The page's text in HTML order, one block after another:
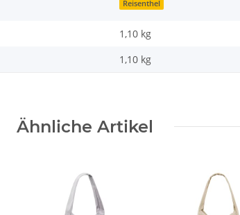
Reisenthel
1,10 kg
1,10 kg
Ähnliche Artikel